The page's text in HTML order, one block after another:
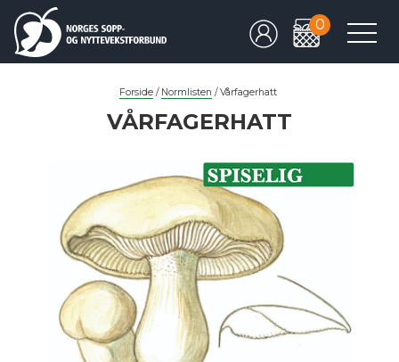
0
Forside / Normlisten / Vårfagerhatt
VÅRFAGERHATT